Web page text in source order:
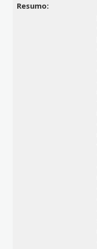
Resumo: